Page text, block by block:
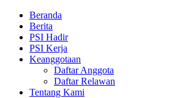
Beranda
Berita
PSI Hadir
PSI Kerja
Keanggotaan
Daftar Anggota
Daftar Relawan
Tentang Kami